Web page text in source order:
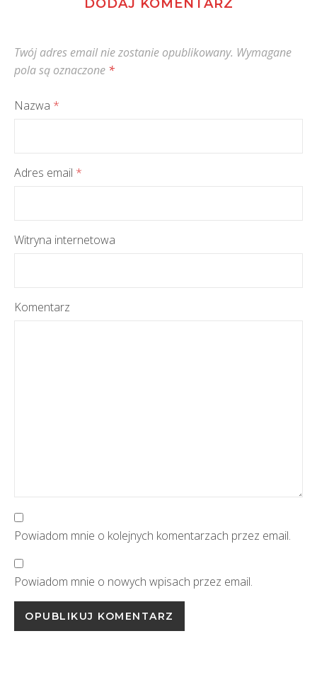
DODAJ KOMENTARZ
Twój adres email nie zostanie opublikowany. Wymagane
pola są oznaczone *
Nazwa *
Adres email *
Witryna internetowa
Komentarz
Powiadom mnie o kolejnych komentarzach przez email.
Powiadom mnie o nowych wpisach przez email.